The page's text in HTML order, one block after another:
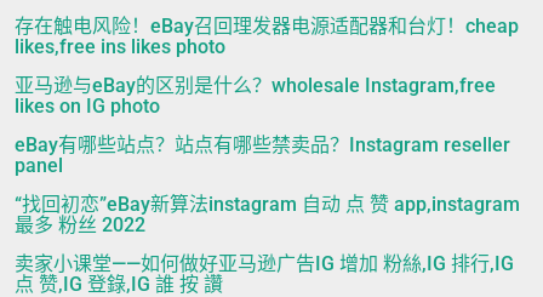
存在触电风险！eBay召回理发器电源适配器和台灯！cheap
likes,free ins likes photo
亚马逊与eBay的区别是什么？wholesale Instagram,free
likes on IG photo
eBay有哪些站点？站点有哪些禁卖品？Instagram reseller
panel
“找回初恋”eBay新算法instagram 自动 点 赞 app,instagram
最多 粉丝 2022
卖家小课堂——如何做好亚马逊广告IG 增加 粉絲,IG 排行,IG
点 赞,IG 登錄,IG 誰 按 讚